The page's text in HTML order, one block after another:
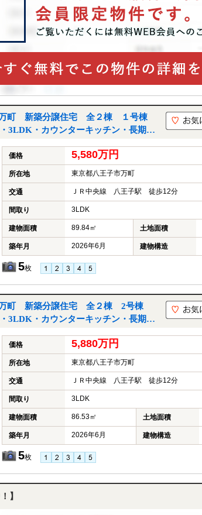
万町 新築分譲住宅 全２棟 １号棟
3LDK・カウンターキッチン・長期優
価格 5,580万円
所在地 東京都八王子市万町
交通 ＪＲ中央線 八王子駅 徒歩12分
間取り 3LDK
建物面積 89.84㎡ 土地面積
築年月 2026年6月 建物構造
5枚
万町 新築分譲住宅 全２棟 2号棟
3LDK・カウンターキッチン・長期優
価格 5,880万円
所在地 東京都八王子市万町
交通 ＪＲ中央線 八王子駅 徒歩12分
間取り 3LDK
建物面積 86.53㎡ 土地面積
築年月 2026年6月 建物構造
5枚
】